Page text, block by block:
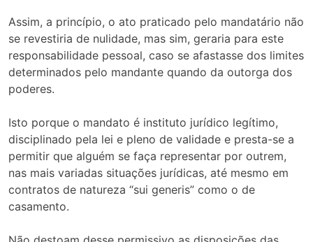
Assim, a princípio, o ato praticado pelo mandatário não
se revestiria de nulidade, mas sim, geraria para este
responsabilidade pessoal, caso se afastasse dos limites
determinados pelo mandante quando da outorga dos
poderes.
Isto porque o mandato é instituto jurídico legítimo,
disciplinado pela lei e pleno de validade e presta-se a
permitir que alguém se faça representar por outrem,
nas mais variadas situações jurídicas, até mesmo em
contratos de natureza “sui generis” como o de
casamento.